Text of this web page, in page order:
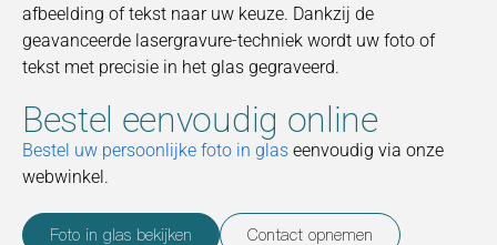
afbeelding of tekst naar uw keuze. Dankzij de
geavanceerde lasergravure-techniek wordt uw foto of
tekst met precisie in het glas gegraveerd.
Bestel eenvoudig online
Bestel uw persoonlijke foto in glas eenvoudig via onze
webwinkel.
Foto in glas bekijken Contact opnemen